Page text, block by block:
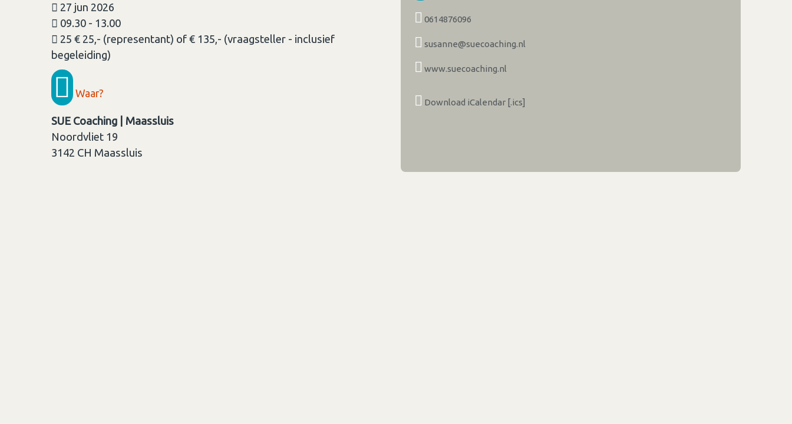
27 jun 2026
09.30 - 13.00
25 € 25,- (representant) of € 135,- (vraagsteller - inclusief
begeleiding)
Waar?
SUE Coaching | Maassluis
Noordvliet 19
3142 CH Maassluis
0614876096
susanne@suecoaching.nl
www.suecoaching.nl
Download iCalendar [.ics]